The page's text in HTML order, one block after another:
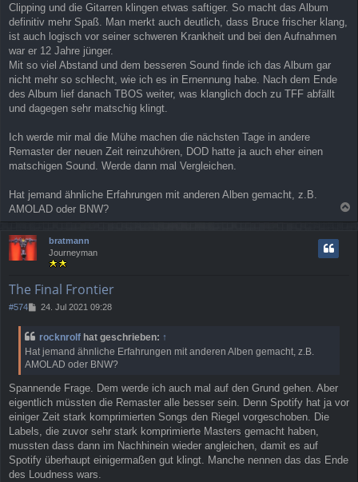
Clipping und die Gitarren klingen etwas saftiger. So macht das Album
definitiv mehr Spaß. Man merkt auch deutlich, dass Bruce frischer klang,
ist auch logisch vor seiner schweren Krankheit und bei den Aufnahmen
war er 12 Jahre jünger.
Mit so viel Abstand und dem besseren Sound finde ich das Album gar
nicht mehr so schlecht, wie ich es in Ernennung habe. Nach dem Ende
des Album lief danach TBOS weiter, was klanglich doch zu TFF abfällt
und dagegen sehr matschig klingt.
Ich werde mir mal die Mühe machen die nächsten Tage in andere
Remaster der neuen Zeit reinzuhören, DOD hatte ja auch eher einen
matschigen Sound. Werde dann mal Vergleichen.
Hat jemand ähnliche Erfahrungen mit anderen Alben gemacht, z.B.
AMOLAD oder BNW?
a
bratmann
Journeyman
The Final Frontier
#574
B
r
a
24. Jul 2021 09:28
rocknrolf hat geschrieben: ↑
Hat jemand ähnliche Erfahrungen mit anderen Alben gemacht, z.B.
AMOLAD oder BNW?
Spannende Frage. Dem werde ich auch mal auf den Grund gehen. Aber
eigentlich müssten die Remaster alle besser sein. Denn Spotify hat ja vor
einiger Zeit stark komprimierten Songs den Riegel vorgeschoben. Die
Labels, die zuvor sehr stark komprimierte Masters gemacht haben,
mussten dass dann im Nachhinein wieder angleichen, damit es auf
Spotify überhaupt einigermaßen gut klingt. Manche nennen das das Ende
des Loudness wars.